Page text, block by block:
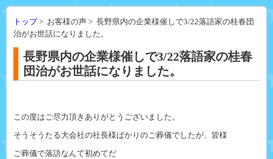
トップ> お客様の声 > 長野県内の企業様催しで3/22落語家の桂春団
治がお世話になりました。
長野県内の企業様催しで3/22落語家の桂春
団治がお世話になりました。
この度はご尽力頂きありがとうございました。
そうそうたる大会社の社長様ばかりのご葬儀でしたが、皆様
ご葬儀で落語なんて初めてだ